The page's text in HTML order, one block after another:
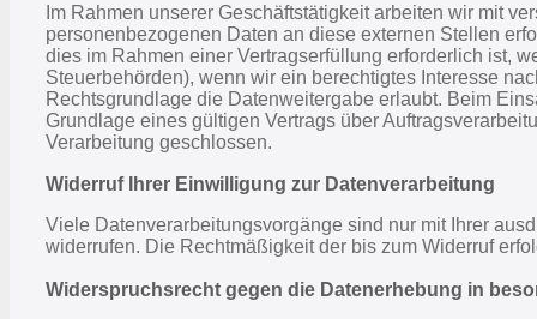
Im Rahmen unserer Geschäftstätigkeit arbeiten wir mit
personenbezogenen Daten an diese externen Stellen
dies im Rahmen einer Vertragserfüllung erforderlich ist,
Steuerbehörden), wenn wir ein berechtigtes Interesse
Rechtsgrundlage die Datenweitergabe erlaubt. Beim
Grundlage eines gültigen Vertrags über
Verarbeitung geschlossen.
Widerruf Ihrer Einwilligung zur Datenverarbeitung
Viele Datenverarbeitungsvorgänge sind nur mit Ihrer
widerrufen. Die Rechtmäßigkeit der bis zum Widerruf
Widerspruchsrecht gegen die Datenerhebung in